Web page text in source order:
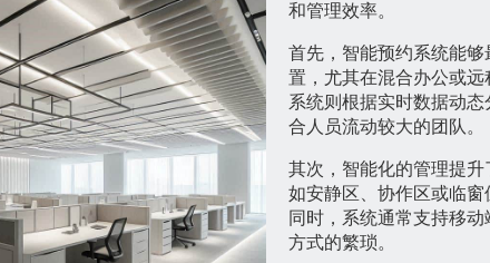
和管理效率。
首先，智能预约系统能
置，尤其在混合办公或远
系统则根据实时数据动
合人员流动较大的团队。
其次，智能化的管理提
如安静区、协作区或临窗
同时，系统通常支持移
方式的繁琐。